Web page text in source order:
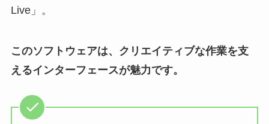
Live」。
このソフトウェアは、クリエイティブな作業を支
えるインターフェースが魅力です。